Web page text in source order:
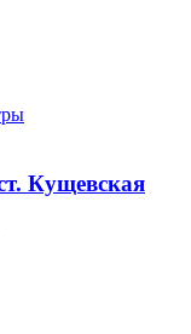
Кущевская